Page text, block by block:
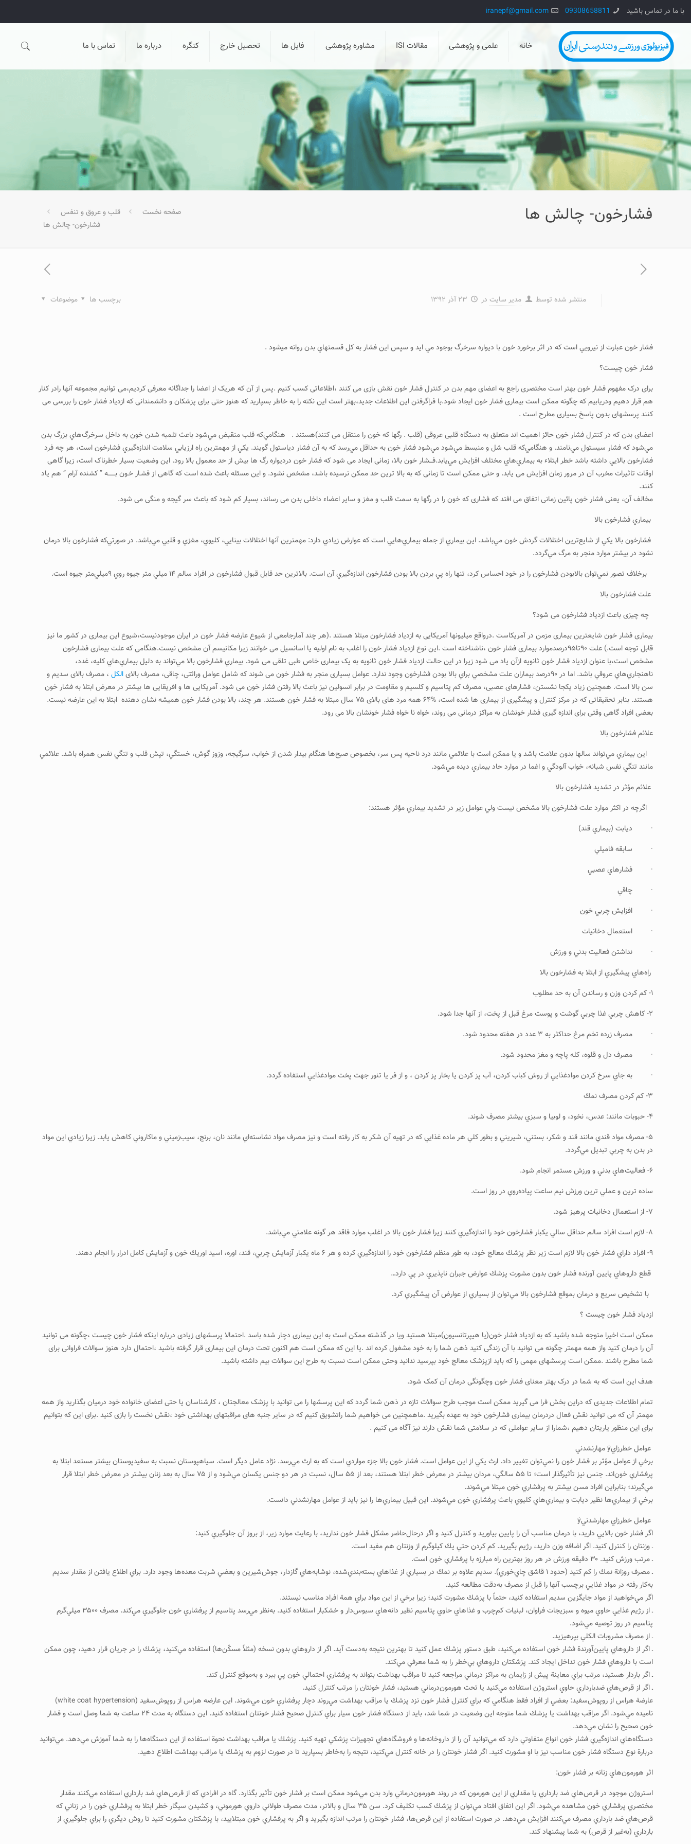
با ما در تماس باشید 09308658811
iranepf@gmail.com
خانه علمی و پژوهشی مقالات ISI مشاوره پژوهشی فایل ها تحصیل خارج کنگره درباره ما تماس با ما
فشارخون- چالش ها صفحه نخست
قلب و عروق و تنفس
فشارخون- چالش ها
منتشر شده توسط مدیر سایت در ۲۳ آذر ۱۳۹۲ موضوعات برچسب ها
فشار خون عبارت از نيرويي است كه در اثر برخورد خون با ديواره سرخرگ بوجود مي ايد و سپس اين فشار به كل قسمتهاي بدن روانه ميشود .
فشار خون چیست؟
برای درک مفهوم فشار خون بهتر است مختصری راجع به اعضای مهم بدن در کنترل فشار خون نقش بازی می کنند ،اطلاعاتی کسب کنیم .پس از آن که هریک از اعضا را جداگانه معرفی کردیم،می توانیم مجموعه آنها رادر کنار
هم قرار دهیم ودریابیم که چگونه ممکن است بیماری فشار خون ایجاد شود.با فراگرفتن این اطلاعات جدید،بهتر است این نکته را به خاطر بسپارید که هنوز حتی برای پزشکان و دانشمندانی که ازدیاد فشار خون را بررسی می
کنند پرسشهای بدون پاسخ بسیاری مطرح است .
اعضای بدن که در کنترل فشار خون حائز اهمیت اند متعلق به دستگاه قلبی عروقی (قلب . رگها که خون را منتقل می کنند)هستند . هنگامي‌كه قلب منقبض مي‌شود باعث تلمبه شدن خون به داخل سرخرگ‌هاي بزرگ بدن
مي‌شود كه فشار سيستول مي‌نامند. و هنگامي‌كه قلب شل و منبسط مي‌شود مي‌شود فشار خون به حداقل مي‌رسد كه به آن فشار دياستول گويند. يكي از مهمترين راه ارزيابي سلامت اندازه‌گيري فشارخون است، هر چه فرد
فشارخون بالايي داشته باشد خطر ابتلاء به بيماري‌هاي مختلف افزايش مي‌يابد.فـــشار خون بالا، زمانی ایجاد می شود که فشار خون دردیواره رگ ها بیش از حد معمول بالا رود. این وضعیت بسیار خطرناک است، زیرا گاهی
اوقات تاثیرات مخرب آن در مرور زمان افزایش می یابد. و حتی ممکن است تا زمانی که به بالا ترین حد ممکن نرسیده باشد، مشخص نشود. و این مسئله باعث شده است که گاهی از فشـار خـون بـــــــه ” کشنده آرام ” هم یاد
کنند.
مخالف آن، یعنی فشار خون پائین زمانی اتفاق می افتد که فشاری که خون را در رگها به سمت قلب و مغز و سایر اعضاء داخلی بدن می رساند، بسیار کم شود که باعث سر گیجه و منگی می شود.
بيماري فشارخون بالا
فشارخون بالا يكي از شايع‌ترين اختلالات گردش خون مي‌باشد. اين بيماري از جمله بيماري‌هايي است كه عوارض زيادي دارد: مهمترين آنها اختلالات بينايي، كليوي، مغزي و قلبي مي‌باشد. در صورتي‌كه فشارخون بالا درمان
نشود در بيشتر موارد منجر به مرگ مي‌گردد.
برخلاف تصور نمي‌توان بالابودن فشارخون را در خود احساس كرد، تنها راه پي بردن بالا بودن فشارخون اندازه‌گيري آن است. بالاترين حد قابل قبول فشارخون در افراد سالم ۱۴ ميلي متر جيوه روي ۹ميلي‌متر جيوه است.
علت فشارخون بالا
چه چیزی باعث ازدیاد فشارخون می شود؟
بیماری فشار خون شایعترین بیماری مزمن در آمریکاست .درواقع میلیونها آمریکایی به ازدیاد فشارخون مبتلا هستند .(هر چند آمارجامعی از شیوع عارضه فشار خون در ایران موجودنیست،شیوع این بیماری در کشور ما نیز
قابل توجه است.) علت ۹۰تا۹۵درصدموارد بیماری فشار خون ،ناشناخته است .این نوع ازدیاد فشار خون را اغلب به نام اولیه یا اسانسیل می خوانند زیرا مکانیسم آن مشخص نیست.هنگامی که علت بیماری فشارخون
مشخص است،با عنوان ازدیاد فشار خون ثانویه ازآن یاد می شود زیرا در این حالت ازدیاد فشار خون ثانویه به یک بیماری خاص طبی تلقی می شود. بيماري فشارخون بالا مي‌تواند به دليل بيماري‌هاي كليه، غدد،
ناهنجاري‌هاي عروقي باشد. اما در ۹۰درصد بيماران علت مشخصي براي بالا بودن فشارخون وجود ندارد. عوامل بسیاری منجر به فشار خون می شوند که شامل عوامل وراثتی، چاقی، مصرف بالای
الكل ، مصرف بالای سدیم و
سن بالا است. همچنین زیاد یکجا نشستن، فشارهای عصبی، مصرف کم پتاسیم و کلسیم و مقاومت در برابر انسولین نیز باعث بالا رفتن فشار خون می شود. آمریکایی ها و افریقایی ها بیشتر در معرض ابتلا به فشار خون
هستند. بنابر تحقیقاتی که در مرکز کنترل و پیشگیری از بیماری ها شده است، %۶۴ همه مرد های بالای ۷۵ سال مبتلا به فشار خون هستند. هر چند، بالا بودن فشار خون همیشه نشان دهنده ابتلا به این عارضه نیست.
بعضی افراد گاهی وقتی برای اندازه گیری فشار خونشان به مراکز درمانی می روند، خواه نا خواه فشار خونشان بالا می رود.
علائم فشارخون بالا
اين بيماري مي‌تواند سالها بدون علامت باشد و يا ممكن است با علائمي مانند درد ناحيه پس سر، بخصوص صبح‌ها هنگام بيدار شدن از خواب، سرگيجه، وزوز گوش، خستگي، تپش قلب و تنگي نفس همراه باشد. علائمي
مانند تنگي نفس شبانه، خواب آلودگي و اغما در موارد حاد بيماري ديده‌ مي‌شود.
علائم مؤثر در تشديد فشارخون بالا
اگرچه در اكثر موارد علت فشارخون بالا مشخص نيست ولي عوامل زير در تشديد بيماري مؤثر هستند:
· ديابت (بيماري قند)
· سابقه فاميلي
· فشارهاي عصبي
· چاقي
· افزايش چربي خون
· استعمال دخانيات
· نداشتن فعاليت بدني و ورزش
راه‌هاي پيشگيري از ابتلا به فشارخون بالا
۱- كم كردن وزن و رساندن آن به حد مطلوب
۲- كاهش چربي غذا چربي گوشت و پوست مرغ قبل از پخت، از آنها جدا شود.
· مصرف زرده تخم مرغ حداكثر به ۳ عدد در هفته محدود شود.
· مصرف دل و قلوه، كله پاچه و مغز محدود شود.
· به جاي سرخ كردن موادغذايي از روش كباب كردن، آب پز كردن يا بخار پز كردن ، و از فر يا تنور جهت پخت موادغذايي استفاده گردد.
۳- كم كردن مصرف نمك
۴- حبوبات مانند: عدس، نخود، و لوبيا و سبزي بيشتر مصرف شوند.
۵- مصرف مواد قندي مانند قند و شكر، بستني، شيريني و بطور كلي هر ماده غذايي كه در تهيه آن شكر به كار رفته است و نيز مصرف مواد نشاسته‌اي مانند نان، برنج، سيب‌زميني و ماكاروني كاهش يابد. زيرا زيادي اين مواد
در بدن به چربي تبديل مي‌گردد.
۶- فعاليت‌هاي بدني و ورزش مستمر انجام شود.
ساده ترين و عملي ترين ورزش نيم ساعت پياده‌روي در روز است.
۷- از استعمال دخانيات پرهيز شود.
۸- لازم است افراد سالم حداقل سالي يكبار فشارخون خود را اندازه‌گيري كنند زيرا فشار خون بالا در اغلب موارد فاقد هر گونه علامتي مي‌باشد.
۹- افراد داراي فشار خون بالا لازم است زير نظر پزشك معالج خود، به طور منظم فشارخون خود را اندازه‌گيري كرده و هر ۶ ماه يكبار آزمايش چربي، قند، اوره، اسيد اوريك خون و آزمايش كامل ادرار را انجام دهند.
قطع داروهاي پايين آورنده فشار خون بدون مشورت پزشك عوارض جبران ناپذيري در پي دارد…
با تشخيص سريع و درمان بموقع فشارخون بالا مي‌توان از بسياري از عوارض آن پيشگيري كرد.
ازدیاد فشار خون چیست ؟
ممکن است اخیرا متوجه شده باشید که به ازدیاد فشار خون(یا هیپرتانسیون)مبتلا هستید ویا در گذشته ممکن است به این بیماری دچار شده باسد .احتمالا پرسشهای زیادی درباره اینکه فشار خون چیست ،چگونه می توانید
آن را درمان کنید واز همه مهمتر چگونه می توانید با آن زندگی کنید ذهن شما را به خود مشغول کرده اند .یا این که ممکن است هم اکنون تحت درمان این بیماری قرار گرفته باشید ،احتمال دارد هنوز سوالات فراوانی برای
شما مطرح باشند .ممکن است پرسشهای مهمی را که باید ازپزشک معالج خود بپرسید ندانید وحتی ممکن است نسبت به طرح این سوالات بیم داشته باشید.
هدف این است که به شما در درک بهتر معنای فشار خون وچگونگی درمان آن کمک شود.
تمام اطلاعات جدیدی که دراین بخش فرا می گیرید ممکن است موجب طرح سوالات تازه در ذهن شما گردد که این پرسشها را می توانید با پزشک معالجتان ، کارشناسان یا حتی اعضای خانواده خود درمیان بگذارید واز همه
مهمتر آن که می توانید نقش فعال دردرمان بیماری فشارخون خود به عهده بگیرید .ماهمچنین می خواهیم شما راتشویق کنیم که در سایر جنبه های مراقبتهای بهداشتی خود ،نقش نخست را بازی کنید .برای این که بتوانیم
برای این منظور یاریتان دهیم ،شمارا از سایر عواملی که در سلامتی شما نقش دارند نیز آگاه می کنیم .
عوامل خطرزايý مهارنشدني
برخي از عوامل مؤثر بر فشار خون را نمي‌توان تغيير داد. ارث يكي از اين عوامل است. فشار خون بالا جزء مواردي است كه به ارث مي‌رسد. نژاد عامل ديگر است. سياهپوستان نسبت به سفيدپوستان بيشتر مستعد ابتلا به
پرفشاري خون‌اند. جنس نيز تأثيرگذار است؛ تا ۵۵ سالگي، مردان بيشتر در معرض خطر ابتلا هستند، بعد از ۵۵ سال، نسبت در هر دو جنس يكسان مي‌شود و از ۷۵ سال به بعد زنان بيشتر در معرض خطر ابتلا قرار
مي‌گيرند؛ بنابراين افراد مسن بيشتر به پرفشاري خون مبتلا مي‌شوند.
برخي از بيماري‌ها نظير ديابت و بيماري‌هاي كليوي باعث پرفشاري خون مي‌شوند. اين قبيل بيماري‌ها را نيز بايد از عوامل مهارنشدني دانست.
عوامل خطرزاي مهارشدنيý
اگر فشار خون بالايي داريد، با درمان مناسب آن را پايين بياوريد و كنترل كنيد و اگر درحال‌حاضر مشكل فشار خون نداريد، با رعايت موارد زير، از بروز آن جلوگيري كنيد:
ـ وزنتان را كنترل كنيد. اگر اضافه ‌وزن داريد، رژيم بگيريد. كم كردن حتي يك كيلوگرم از وزنتان هم مفيد است.
ـ مرتب ورزش كنيد. ۳۰ دقيقه ورزش در هر روز بهترين راه مبارزه با پرفشاري خون است.
ـ مصرف روزانة نمك را كم كنيد (حدود ۱ قاشق چاي‌خوري). سديم علاوه بر نمك در بسياري از غذاهاي بسته‌بندي‌شده، نوشابه‌هاي گازدار، جوش‌شيرين و بعضي شربت معده‌ها وجود دارد. براي اطلاع يافتن از مقدار سديم
به‌كار رفته در مواد غذايي برچسب آنها را قبل از مصرف به‌دقت مطالعه كنيد.
اگر مي‌خواهيد از مواد جايگزين سديم استفاده كنيد، حتماً با پزشك مشورت كنيد؛ زيرا برخي از اين مواد براي همة افراد مناسب نيستند.
ـ از رژيم غذايي حاوي ميوه و سبزيجات فراوان، لبنيات كم‌چرب و غذاهاي حاوي پتاسيم نظير دانه‌هاي سبوس‌دار و خشكبار استفاده كنيد. به‌نظر مي‌رسد پتاسيم از پرفشاري خون جلوگيري مي‌كند. مصرف ۳۵۰۰ ميلي‌گرم
پتاسيم در روز توصيه مي‌شود.
ـ از مصرف مشروبات الكلي بپرهيزيد.
ـ اگر از داروهاي پايين‌آورندة فشار خون استفاده مي‌كنيد، طبق دستور پزشك عمل كنيد تا بهترين نتيجه به‌دست آيد. اگر از داروهاي بدون نسخه (مثلاً مسكّن‌ها) استفاده مي‌كنيد، پزشك را در جريان قرار دهيد، چون ممكن
است با داروهاي فشار خون تداخل ايجاد كند. پزشكتان داروهاي بي‌خطر را به شما معرفي مي‌كند.
ـ اگر باردار هستيد، مرتب براي معاينة پيش از زايمان به مراكز درماني مراجعه كنيد تا مراقب بهداشت بتواند به پرفشاري احتمالي خون پي ببرد و به‌موقع كنترل كند.
ـ اگر از قرص‌هاي ضدبارداري حاوي استروژن استفاده مي‌كنيد يا تحت هورمون‌درماني هستيد، فشار خونتان را مرتب كنترل كنيد.
عارضة هراس از روپوش‌سفيد: بعضي از افراد فقط هنگامي كه براي كنترل فشار خون نزد پزشك يا مراقب بهداشت مي‌روند دچار پرفشاري خون مي‌شوند. اين عارضه هراس از روپوش‌سفيد (white coat hypertension)
ناميده مي‌شود. اگر مراقب بهداشت يا پزشك شما متوجه اين وضعيت در شما شد، بايد از دستگاه فشار خون سيار براي كنترل صحيح فشار خونتان استفاده كنيد. اين دستگاه به مدت ۲۴ ساعت به شما وصل است و فشار
خون صحيح را نشان مي‌دهد.
دستگاه‌هاي اندازه‌گيري فشار خون انواع متفاوتي دارد كه مي‌توانيد آن را از داروخانه‌ها و فروشگاه‌هاي تجهيزات پزشكي تهيه كنيد. پزشك يا مراقب بهداشت نحوة استفاده از اين دستگاه‌ها را به شما آموزش مي‌دهد. مي‌توانيد
دربارة نوع دستگاه فشار خون مناسب نيز با او مشورت كنيد. اگر فشار خونتان را در خانه كنترل مي‌كنيد، نتيجه را به‌خاطر بسپاريد تا در صورت لزوم به پزشك يا مراقب بهداشت اطلاع دهيد.
اثر هورمون‌هاي زنانه بر فشار خون:
استروژن موجود در قرص‌هاي ضد بارداري يا مقداري از اين هورمون كه در روند هورمون‌درماني وارد بدن مي‌شود ممكن است بر فشار خون تأثير بگذارد. گاه در افرادي كه از قرص‌هاي ضد بارداري استفاده مي‌كنند مقدار
مختصري پرفشاري خون مشاهده مي‌شود. اگر اين اتفاق افتاد مي‌توان از پزشك كسب تكليف كرد. سن ۳۵ سال و بالاتر، مدت مصرف طولاني داروي هورموني، و كشيدن سيگار خطر ابتلا به پرفشاري خون را در زناني كه
قرص‌هاي ضد بارداري مصرف مي‌كنند افزايش مي‌دهد. در صورت استفاده از اين قرص‌ها، فشار خونتان را مرتب اندازه بگيريد و اگر به پرفشاري خون مبتلاييد، با پزشكتان مشورت كنيد تا روش ديگري را براي جلوگيري از
بارداري (به‌غير از قرص) به شما پيشنهاد كند.